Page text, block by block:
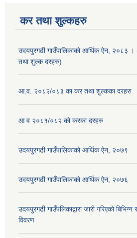
कर तथा शुल्कहरु
उदयपुरगढी गाउँपालिकाको आर्थिक ऐन,
तथा शुल्क दरहरु)
आ.व. २०८२/०८३ का कर तथा शुल्कका दरहरु
आ व २०८१/०८२ को करका दरहरु
उदयपुरगढी गाउँपालिकाको आर्थिक ऐन, २०७९
उदयपुरगढी गाउँपालिकाको आर्थिक ऐन, २०७६
उदयपुरगढी गाउँपलिकाद्वारा जारी गरिएको
विवरण